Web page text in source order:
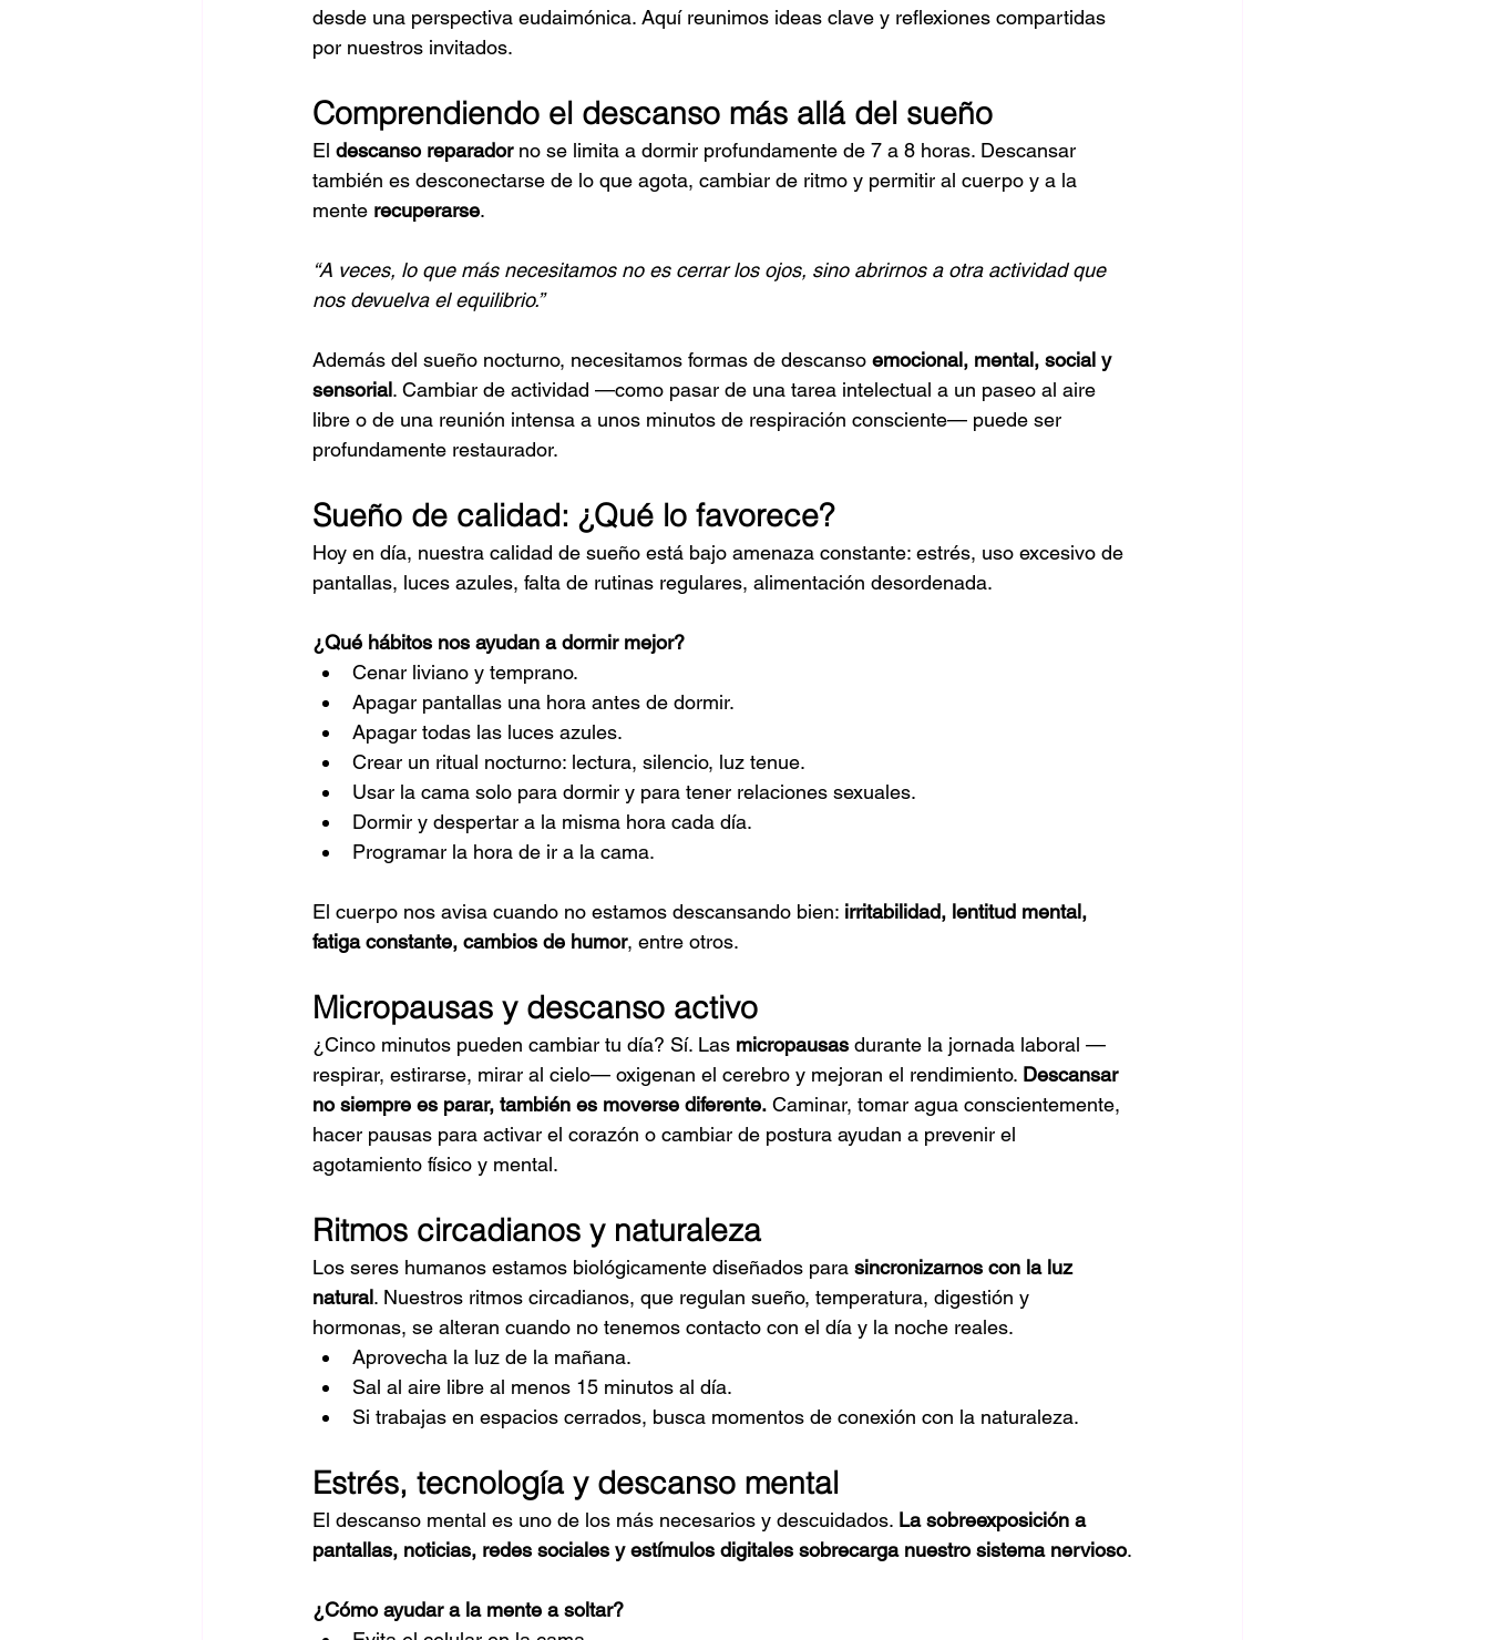
desde una perspectiva eudaimónica. Aquí reunimos ideas clave y reflexiones compartidas
por nuestros invitados.
Comprendiendo el descanso más allá del sueño
El descanso reparador no se limita a dormir profundamente de 7 a 8 horas. Descansar
también es desconectarse de lo que agota, cambiar de ritmo y permitir al cuerpo y a la
mente recuperarse.
“A veces, lo que más necesitamos no es cerrar los ojos, sino abrirnos a otra actividad que
nos devuelva el equilibrio.”
Además del sueño nocturno, necesitamos formas de descanso emocional, mental, social y
sensorial. Cambiar de actividad —como pasar de una tarea intelectual a un paseo al aire
libre o de una reunión intensa a unos minutos de respiración consciente— puede ser
profundamente restaurador.
Sueño de calidad: ¿Qué lo favorece?
Hoy en día, nuestra calidad de sueño está bajo amenaza constante: estrés, uso excesivo de
pantallas, luces azules, falta de rutinas regulares, alimentación desordenada.
¿Qué hábitos nos ayudan a dormir mejor?
Cenar liviano y temprano.
Apagar pantallas una hora antes de dormir.
Apagar todas las luces azules.
Crear un ritual nocturno: lectura, silencio, luz tenue.
Usar la cama solo para dormir y para tener relaciones sexuales.
Dormir y despertar a la misma hora cada día.
Programar la hora de ir a la cama.
El cuerpo nos avisa cuando no estamos descansando bien: irritabilidad, lentitud mental,
fatiga constante, cambios de humor, entre otros.
Micropausas y descanso activo
¿Cinco minutos pueden cambiar tu día? Sí. Las micropausas durante la jornada laboral —
respirar, estirarse, mirar al cielo— oxigenan el cerebro y mejoran el rendimiento. Descansar
no siempre es parar, también es moverse diferente. Caminar, tomar agua conscientemente,
hacer pausas para activar el corazón o cambiar de postura ayudan a prevenir el
agotamiento físico y mental.
Ritmos circadianos y naturaleza
Los seres humanos estamos biológicamente diseñados para sincronizarnos con la luz
natural. Nuestros ritmos circadianos, que regulan sueño, temperatura, digestión y
hormonas, se alteran cuando no tenemos contacto con el día y la noche reales.
Aprovecha la luz de la mañana.
Sal al aire libre al menos 15 minutos al día.
Si trabajas en espacios cerrados, busca momentos de conexión con la naturaleza.
Estrés, tecnología y descanso mental
El descanso mental es uno de los más necesarios y descuidados. La sobreexposición a
pantallas, noticias, redes sociales y estímulos digitales sobrecarga nuestro sistema nervioso.
¿Cómo ayudar a la mente a soltar?